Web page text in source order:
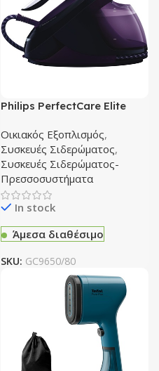
Philips PerfectCare Elite
Σιδερώματος
Οικιακός Εξοπλισμός,
Συσκευές Σιδερώματος,
Συσκευές Σιδερώματος-
Πρεσσοσυστήματα
In stock
Άμεσα διαθέσιμο
SKU: GC9650/80